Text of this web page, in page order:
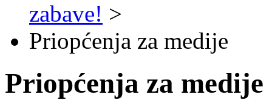
zabave! >
Priopćenja za medije
Priopćenja za medije